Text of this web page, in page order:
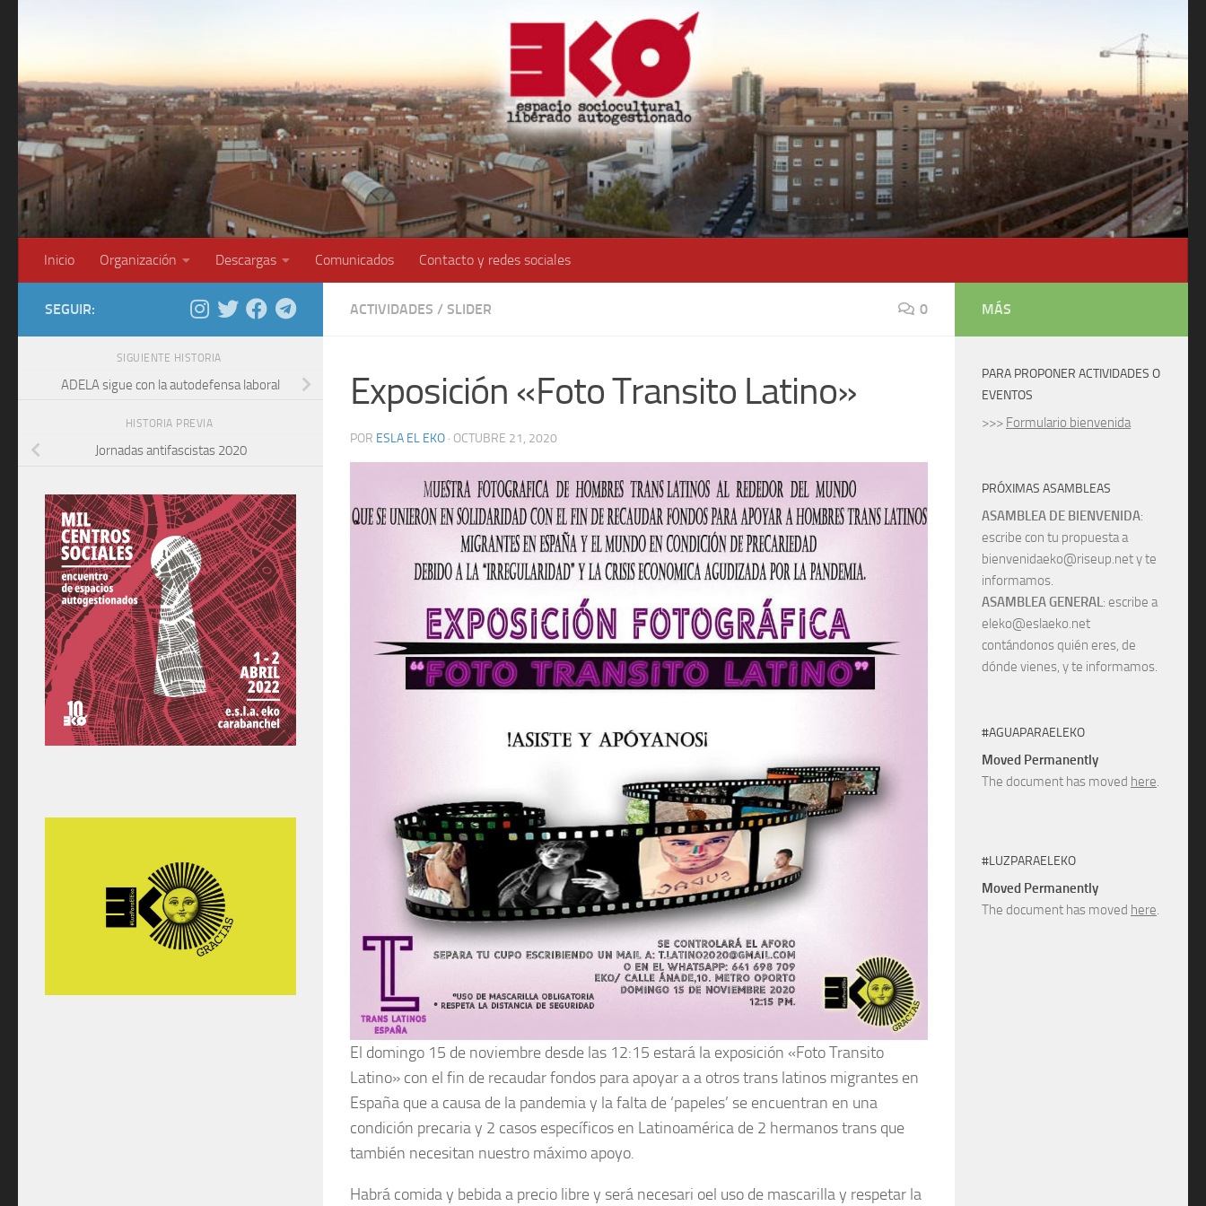
Inicio Organización Descargas Comunicados Contacto y redes sociales
ACTIVIDADES / SLIDER 0
Exposición «Foto Transito Latino»
POR ESLA EL EKO · OCTUBRE 21, 2020
El domingo 15 de noviembre desde las 12:15 estará la exposición «Foto Transito
Latino» con el fin de recaudar fondos para apoyar a a otros trans latinos migrantes en
España que a causa de la pandemia y la falta de ‘papeles’ se encuentran en una
condición precaria y 2 casos específicos en Latinoamérica de 2 hermanos trans que
también necesitan nuestro máximo apoyo.
Habrá comida y bebida a precio libre y será necesari oel uso de mascarilla y respetar la
SEGUIR:
SIGUIENTE HISTORIA
ADELA sigue con la autodefensa laboral
HISTORIA PREVIA
Jornadas antifascistas 2020
MÁS
PARA PROPONER ACTIVIDADES O
EVENTOS
>>> Formulario bienvenida
PRÓXIMAS ASAMBLEAS
ASAMBLEA DE BIENVENIDA:
escribe con tu propuesta a
bienvenidaeko@riseup.net y te
informamos.
ASAMBLEA GENERAL: escribe a
eleko@eslaeko.net
contándonos quién eres, de
dónde vienes, y te informamos.
#AGUAPARAELEKO
Moved Permanently
The document has moved here.
#LUZPARAELEKO
Moved Permanently
The document has moved here.